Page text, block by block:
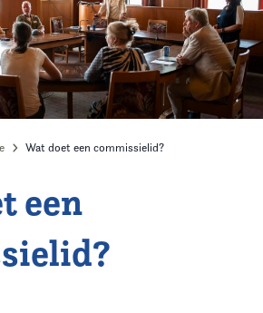
Wat doet een commissielid?
een